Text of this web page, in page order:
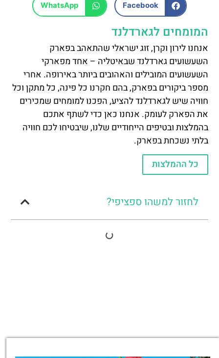
Facebook
WhatsApp
המומחים לגארדלנד
אנחנו לירון וקרן, זוג ישראלי שהתאהב בפארק
השעשועים גארדלנד שבאיטליה – אחד מפארקי
השעשועים המובילים והאהובים ביותר באירופה. אחרי
מספר ביקורים בפארק, בהם חקרנו כל פינה, כל מתקן וכל
חוויה שיש לגארדלנד להציע, הפכנו למומחים שמכירים
את הפארק לעומק. אנחנו כאן כדי לשתף אתכם
בהמלצות ובטיפים הייחודיים שלנו, שיבטיחו לכם חוויה
בלתי נשכחת בפארק.
כל ההמלצות
לחזור למשהו ספציפי?